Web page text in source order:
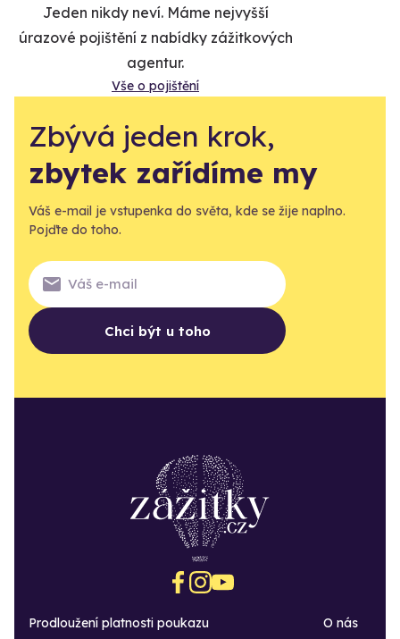
Jeden nikdy neví. Máme nejvyšší
úrazové pojištění z nabídky zážitkových
agentur.
Vše o pojištění
Zbývá jeden krok,
zbytek zařídíme my
Váš e-mail je vstupenka do světa, kde se žije naplno.
Pojďte do toho.
Chci být u toho
Prodloužení platnosti poukazu
O nás